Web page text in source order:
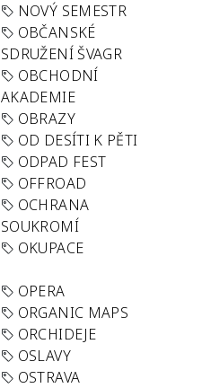
NOVÝ SEMESTR
OBČANSKÉ
SDRUŽENÍ ŠVAGR
OBCHODNÍ
AKADEMIE
OBRAZY
OD DESÍTI K PĚTI
ODPAD FEST
OFFROAD
OCHRANA
SOUKROMÍ
OKUPACE
OPERA
ORGANIC MAPS
ORCHIDEJE
OSLAVY
OSTRAVA